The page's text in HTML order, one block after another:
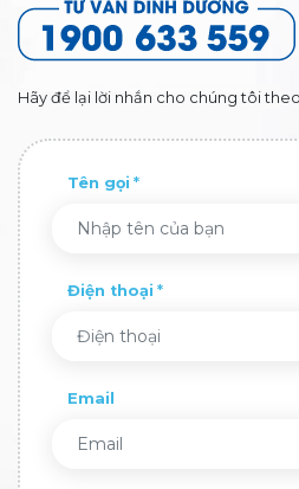
Hãy để lại lời nhắn cho chúng tôi
Tên gọi
Điện thoại
Email